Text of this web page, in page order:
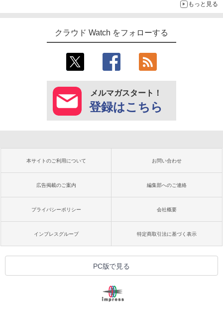
もっと見る
クラウド Watch をフォローする
メルマガスタート！
登録はこちら
本サイトのご利用について お問い合わせ
広告掲載のご案内 編集部へのご連絡
プライバシーポリシー 会社概要
インプレスグループ 特定商取引法に基づく表示
PC版で見る